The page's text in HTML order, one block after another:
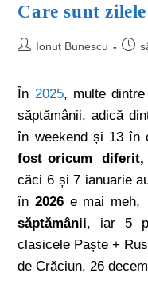
Care sunt
Ionut Bunescu
În 2025, multe dintre
săptămânii, adică
în weekend și 13 în
fost oricum diferit,
căci 6 și 7 ianuarie
în 2026e mai meh,
săptămânii, iar 5
clasicele Paște +
de Crăciun, 26